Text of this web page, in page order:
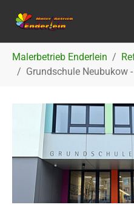
Malerbetrieb Enderlein
Grundschule Neubukow